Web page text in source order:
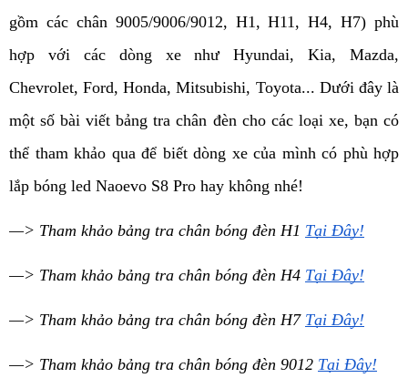
gồm các chân 9005/9006/9012, H1, H11, H4, H7) phù
hợp với các dòng xe như Hyundai, Kia, Mazda,
Chevrolet, Ford, Honda, Mitsubishi, Toyota... Dưới đây là
một số bài viết bảng tra chân đèn cho các loại xe, bạn có
thể tham khảo qua để biết dòng xe của mình có phù hợp
lắp bóng led Naoevo S8 Pro hay không nhé!
—> Tham khảo bảng tra chân bóng đèn H1 Tại Đây!
—> Tham khảo bảng tra chân bóng đèn H4 Tại Đây!
—> Tham khảo bảng tra chân bóng đèn H7 Tại Đây!
—> Tham khảo bảng tra chân bóng đèn 9012 Tại Đây!